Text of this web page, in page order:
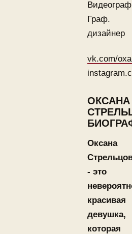
Граф.
дизайнер
vk.com/
ОКСАНА
Оксана
- это
красивая
девушка,
которая